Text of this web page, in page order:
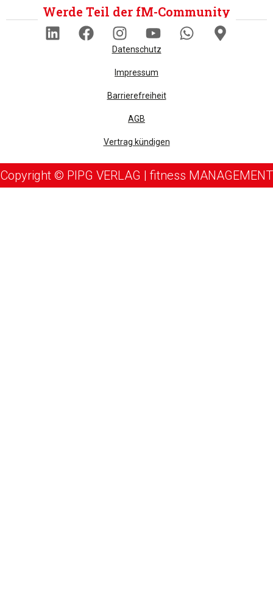
Werde Teil der fM-Community
Datenschutz
Impressum
Barrierefreiheit
AGB
Vertrag kündigen
Copyright © PIPG VERLAG | fitness MANAGEMENT